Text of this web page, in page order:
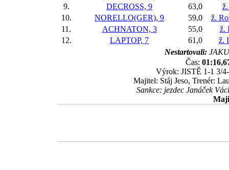
9.
DECROSS, 9 63,0
10.
NORELLO(GER), 9 59,0
ž.
11.
ACHNATON, 3 55,0
ž.
12.
LAPTOP, 7 61,0
ž.
Nestartovali:
Čas:
Výrok: JISTĚ 1-1 3/
Majitel: Stáj Jeso, Trenér:
Sankce: jezdec Janáček